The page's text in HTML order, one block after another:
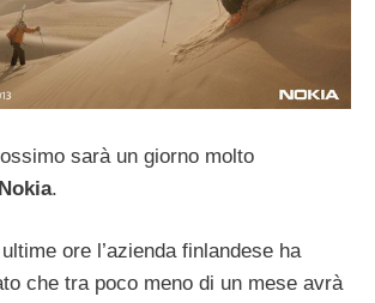
sarà un giorno molto
Nokia.
ore l’azienda finlandese ha
che tra poco meno di un mese avrà